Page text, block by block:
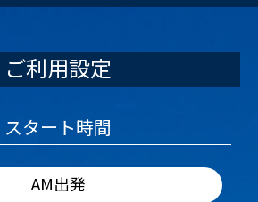
ご利用設定
スタート時間
AM出発